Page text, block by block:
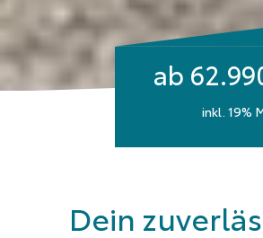
ab
inkl. 19%
Dein